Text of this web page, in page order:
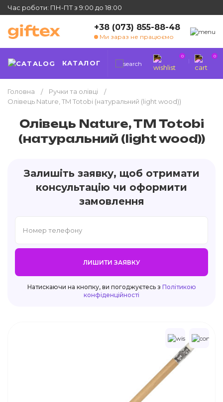
Час роботи: ПН-ПТ з 9:00 до 18:00
+38 (073) 855-88-48
Ми зараз не працюємо
КАТАЛОГ
0 0
Головна
Ручки та олівці
Олівець Nature, TM Totobi (натуральний (light wood))
Олівець Nature, TM Totobi
(натуральний (light wood))
Залишіть заявку, щоб отримати
консультацію чи оформити
замовлення
ЛИШИТИ ЗАЯВКУ
Натискаючи на кнопку, ви погоджуєтесь з Політикою
конфіденційності